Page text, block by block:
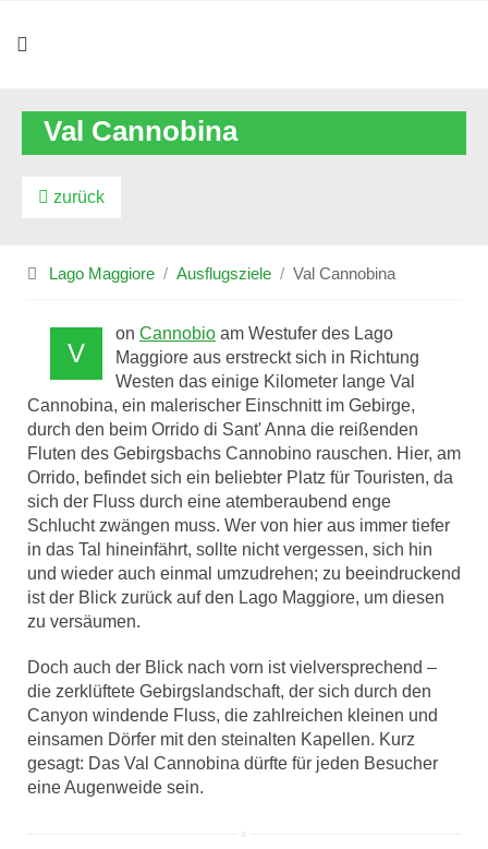
Val Cannobina
zurück
Lago Maggiore Ausflugsziele Val Cannobina
V
on Cannobio am Westufer des Lago
Maggiore aus erstreckt sich in Richtung
Westen das einige Kilometer lange Val
Cannobina, ein malerischer Einschnitt im Gebirge,
durch den beim Orrido di Sant' Anna die reißenden
Fluten des Gebirgsbachs Cannobino rauschen. Hier, am
Orrido, befindet sich ein beliebter Platz für Touristen, da
sich der Fluss durch eine atemberaubend enge
Schlucht zwängen muss. Wer von hier aus immer tiefer
in das Tal hineinfährt, sollte nicht vergessen, sich hin
und wieder auch einmal umzudrehen; zu beeindruckend
ist der Blick zurück auf den Lago Maggiore, um diesen
zu versäumen.
Doch auch der Blick nach vorn ist vielversprechend –
die zerklüftete Gebirgslandschaft, der sich durch den
Canyon windende Fluss, die zahlreichen kleinen und
einsamen Dörfer mit den steinalten Kapellen. Kurz
gesagt: Das Val Cannobina dürfte für jeden Besucher
eine Augenweide sein.